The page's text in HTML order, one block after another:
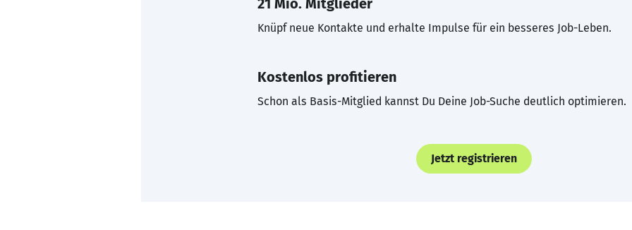
21 Mio. Mitglieder
Knüpf neue Kontakte und erhalte Impulse für ein besseres Job-Leben.
Kostenlos profitieren
Schon als Basis-Mitglied kannst Du Deine Job-Suche deutlich optimieren.
Jetzt registrieren